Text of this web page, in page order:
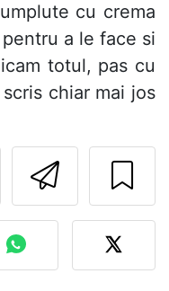
cu crema
a le face si
totul, pas cu
chiar mai jos
Printează
o
cu